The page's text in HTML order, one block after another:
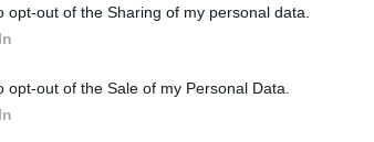
opt-out of the Sharing of my personal data.
opt-out of the Sale of my Personal Data.
Zobacz 6 zdjęć
crossover